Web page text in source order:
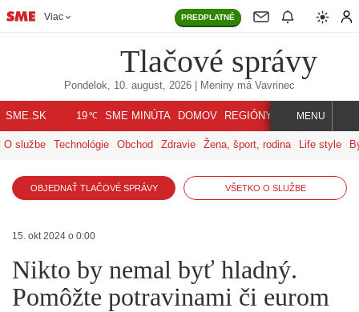
Viac PREDPLATNÉ
Tlačové správy
Pondelok, 10. august, 2026 | Meniny má Vavrinec
SME.SK 19℃ SME MINÚTA DOMOV REGIÓNY INDEX SVET
MENU
O službe Technológie Obchod Zdravie Žena, šport, rodina Life style
OBJEDNAŤ TLAČOVÉ SPRÁVY VŠETKO O SLUŽBE
15. okt 2024 o 0:00
Nikto by nemal byť hladný.
Pomôžte potravinami či eurom